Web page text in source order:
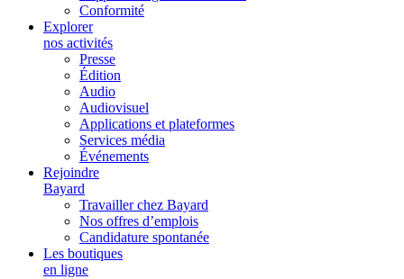
Conformité
Explorer
nos activités
Presse
Édition
Audio
Audiovisuel
Applications et plateformes
Services média
Événements
Rejoindre
Bayard
Travailler chez Bayard
Nos offres d’emplois
Candidature spontanée
Les boutiques
en ligne